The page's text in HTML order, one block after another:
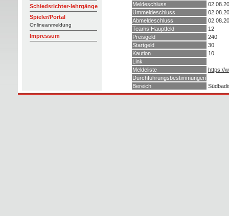
Schiedsrichter-lehrgänge
Spieler/Portal
Onlineanmeldung
Impressum
Meldeschluss
Ummeldeschluss
Abmeldeschluss
Teams Hauptfeld
12
Preisgeld
240
Startgeld
30
Kaution
10
Link
Meldeliste
https://
Durchführungsbestimmungen
Bereich